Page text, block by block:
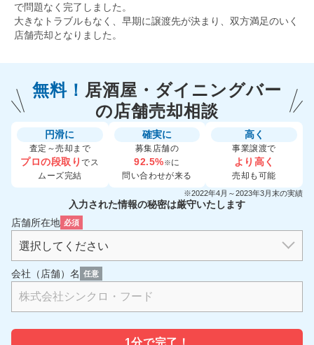
で問題なく完了しました。
大きなトラブルもなく、早期に譲渡先が決まり、双方満足のいく
店舗売却となりました。
無料！ 居酒屋・ダイニングバー
の店舗売却相談
円滑に
査定～売却まで
プロの段取りでス
ムーズ完結
確実に
募集店舗の
92.5%※に
問い合わせが来る
高く
事業譲渡で
より高く
売却も可能
※2022年4月～2023年3月末の実績
入力された情報の秘密は厳守いたします
店舗所在地 必須
会社（店舗）名 任意
1分で完了！